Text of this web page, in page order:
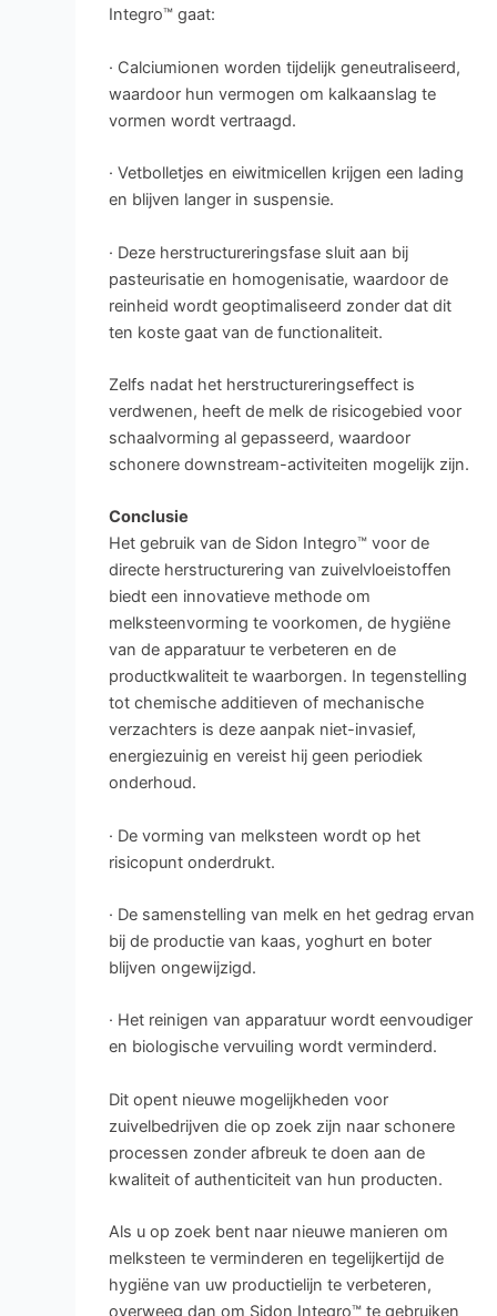
Integro™ gaat:
· Calciumionen worden tijdelijk geneutraliseerd,
waardoor hun vermogen om kalkaanslag te
vormen wordt vertraagd.
· Vetbolletjes en eiwitmicellen krijgen een lading
en blijven langer in suspensie.
· Deze herstructureringsfase sluit aan bij
pasteurisatie en homogenisatie, waardoor de
reinheid wordt geoptimaliseerd zonder dat dit
ten koste gaat van de functionaliteit.
Zelfs nadat het herstructureringseffect is
verdwenen, heeft de melk de risicogebied voor
schaalvorming al gepasseerd, waardoor
schonere downstream-activiteiten mogelijk zijn.
Conclusie
Het gebruik van de Sidon Integro™ voor de
directe herstructurering van zuivelvloeistoffen
biedt een innovatieve methode om
melksteenvorming te voorkomen, de hygiëne
van de apparatuur te verbeteren en de
productkwaliteit te waarborgen. In tegenstelling
tot chemische additieven of mechanische
verzachters is deze aanpak niet-invasief,
energiezuinig en vereist hij geen periodiek
onderhoud.
· De vorming van melksteen wordt op het
risicopunt onderdrukt.
· De samenstelling van melk en het gedrag ervan
bij de productie van kaas, yoghurt en boter
blijven ongewijzigd.
· Het reinigen van apparatuur wordt eenvoudiger
en biologische vervuiling wordt verminderd.
Dit opent nieuwe mogelijkheden voor
zuivelbedrijven die op zoek zijn naar schonere
processen zonder afbreuk te doen aan de
kwaliteit of authenticiteit van hun producten.
Als u op zoek bent naar nieuwe manieren om
melksteen te verminderen en tegelijkertijd de
hygiëne van uw productielijn te verbeteren,
overweeg dan om Sidon Integro™ te gebruiken